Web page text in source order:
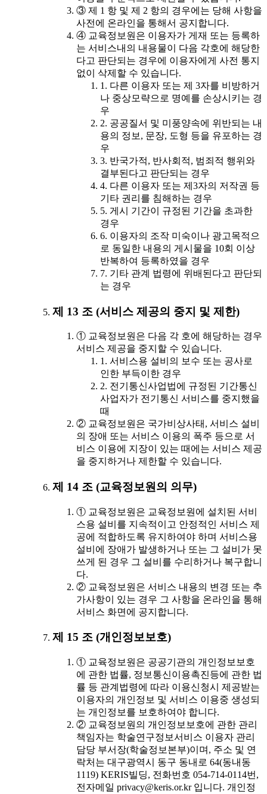
③ 제 1 항 및 제 2 항의 경우에는 당해 사항을
사전에 온라인을 통해서 공지합니다.
④ 교육정보원은 이용자가 게재 또는 등록하
는 서비스내의 내용물이 다음 각호에 해당한
다고 판단되는 경우에 이용자에게 사전 통지
없이 삭제할 수 있습니다.
1. 다른 이용자 또는 제 3자를 비방하거
나 중상모략으로 명예를 손상시키는 경
우
2. 공공질서 및 미풍양속에 위반되는 내
용의 정보, 문장, 도형 등을 유포하는 경
우
3. 반국가적, 반사회적, 범죄적 행위와
결부된다고 판단되는 경우
4. 다른 이용자 또는 제3자의 저작권 등
기타 권리를 침해하는 경우
5. 게시 기간이 규정된 기간을 초과한
경우
6. 이용자의 조작 미숙이나 광고목적으
로 동일한 내용의 게시물을 10회 이상
반복하여 등록하였을 경우
7. 기타 관계 법령에 위배된다고 판단되
는 경우
제 13 조 (서비스 제공의 중지 및 제한)
① 교육정보원은 다음 각 호에 해당하는 경우
서비스 제공을 중지할 수 있습니다.
1. 서비스용 설비의 보수 또는 공사로
인한 부득이한 경우
2. 전기통신사업법에 규정된 기간통신
사업자가 전기통신 서비스를 중지했을
때
② 교육정보원은 국가비상사태, 서비스 설비
의 장애 또는 서비스 이용의 폭주 등으로 서
비스 이용에 지장이 있는 때에는 서비스 제공
을 중지하거나 제한할 수 있습니다.
제 14 조 (교육정보원의 의무)
① 교육정보원은 교육정보원에 설치된 서비
스용 설비를 지속적이고 안정적인 서비스 제
공에 적합하도록 유지하여야 하며 서비스용
설비에 장애가 발생하거나 또는 그 설비가 못
쓰게 된 경우 그 설비를 수리하거나 복구합니
다.
② 교육정보원은 서비스 내용의 변경 또는 추
가사항이 있는 경우 그 사항을 온라인을 통해
서비스 화면에 공지합니다.
제 15 조 (개인정보보호)
① 교육정보원은 공공기관의 개인정보보호
에 관한 법률, 정보통신이용촉진등에 관한 법
률 등 관계법령에 따라 이용신청시 제공받는
이용자의 개인정보 및 서비스 이용중 생성되
는 개인정보를 보호하여야 합니다.
② 교육정보원의 개인정보보호에 관한 관리
책임자는 학술연구정보서비스 이용자 관리
담당 부서장(학술정보본부)이며, 주소 및 연
락처는 대구광역시 동구 동내로 64(동내동
1119) KERIS빌딩, 전화번호 054-714-0114번,
전자메일 privacy@keris.or.kr 입니다. 개인정